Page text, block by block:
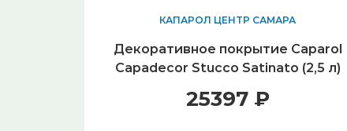
КАПАРОЛ ЦЕНТР САМАРА
Декоративное покрытие Caparol
Capadecor Stucco Satinato (2,5 л)
25397 ₽